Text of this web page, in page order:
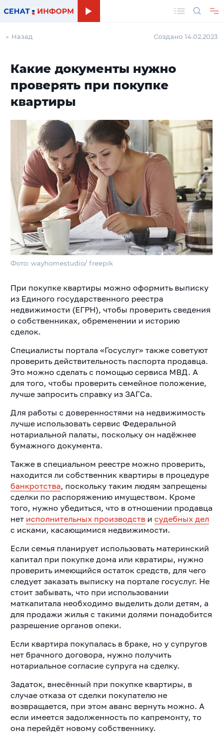
← Назад Создано 14.02.2023
Какие документы нужно
проверять при покупке
квартиры
Фото: wayhomestudio/ freepik
При покупке квартиры можно оформить выписку
из Единого государственного реестра
недвижимости (ЕГРН), чтобы проверить сведения
о собственниках, обременении и историю
сделок.
Специалисты портала «Госуслуг» также советуют
проверить действительность паспорта продавца.
Это можно сделать с помощью сервиса МВД. А
для того, чтобы проверить семейное положение,
лучше запросить справку из ЗАГСа.
Для работы с доверенностями на недвижимость
лучше использовать сервис Федеральной
нотариальной палаты, поскольку он надёжнее
бумажного документа.
Также в специальном реестре можно проверить,
находится ли собственник квартиры в процедуре
банкротства, поскольку таким людям запрещены
сделки по распоряжению имуществом. Кроме
того, нужно убедиться, что в отношении продавца
нет исполнительных производстви судебных дел
с исками, касающимися недвижимости.
Если семья планирует использовать материнский
капитал при покупке дома или квратиры, нужно
проверить имеющийся остаток средств, для чего
следует заказать выписку на портале госуслуг. Не
стоит забывать, что при использовании
маткапитала необходимо выделить доли детям, а
для продажи жилья с такими долями понадобится
разрешение органов опеки.
Если квартира покупалась в браке, но у супругов
нет брачного договора, нужно получить
нотариальное согласие супруга на сделку.
Задаток, внесённый при покупке квартиры, в
случае отказа от сделки покупателю не
возвращается, при этом аванс вернуть можно. А
если имеется задолженность по капремонту, то
она перейдёт новому собственнику.